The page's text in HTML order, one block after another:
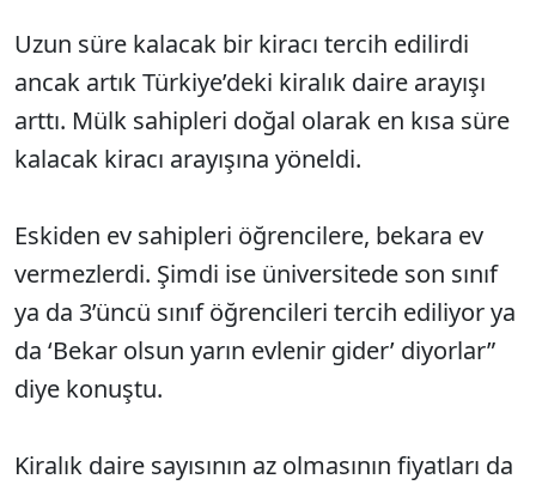
Uzun süre kalacak bir kiracı tercih edilirdi
ancak artık Türkiye’deki kiralık daire arayışı
arttı. Mülk sahipleri doğal olarak en kısa süre
kalacak kiracı arayışına yöneldi.
Eskiden ev sahipleri öğrencilere, bekara ev
vermezlerdi. Şimdi ise üniversitede son sınıf
ya da 3’üncü sınıf öğrencileri tercih ediliyor ya
da ‘Bekar olsun yarın evlenir gider’ diyorlar”
diye konuştu.
Kiralık daire sayısının az olmasının fiyatları da